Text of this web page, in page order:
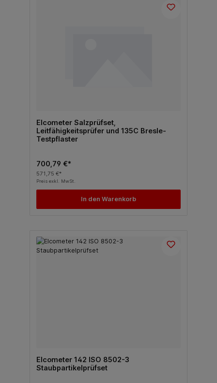
Elcometer Salzprüfset,
Leitfähigkeitsprüfer und 135C Bresle-
Testpflaster
700,79 €*
571,75 €*
Preis exkl. MwSt.
In den Warenkorb
Elcometer 142 ISO 8502-3
Staubpartikelprüfset